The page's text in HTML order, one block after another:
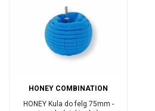
HONEY COMBINATION
HONEY Kula do felg 75mm -